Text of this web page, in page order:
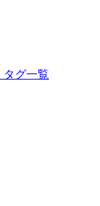
タグ一覧